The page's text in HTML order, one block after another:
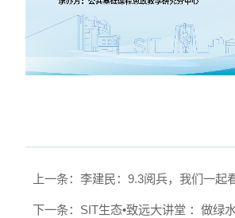
上一条：李建民：9.3阅兵，我们一起
下一条：SIT生态•致远大讲堂 ：做绿